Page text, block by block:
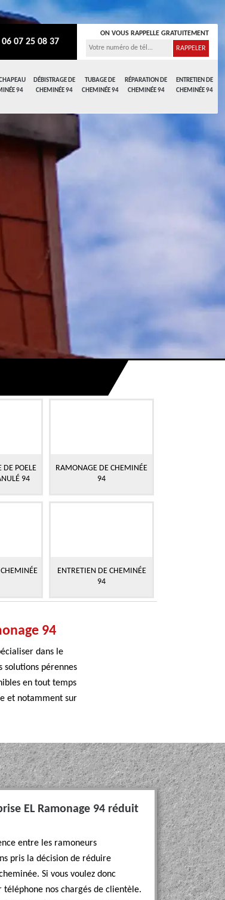
94
DÉBISTRAGE DE
CHEMINÉE 94
TUBAGE DE
CHEMINÉE 94
RÉPARATION DE
CHEMINÉE 94
ENTRETIEN DE
CHEMINÉE 94
06 07 25 08 37
ON VOUS RAPPELLE GRATUITEMENT
DE POELE
94
RAMONAGE DE CHEMINÉE
94
ENTRETIEN DE CHEMINÉE
94
94
dans le
solutions pérennes
en tout temps
et notamment sur
EL Ramonage 94 réduit
entre les ramoneurs
pris la décision de réduire
Si vous voulez donc
nos chargés de clientèle.